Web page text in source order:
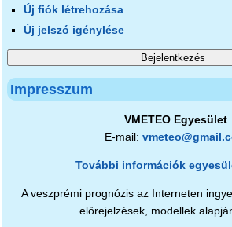
Új fiók létrehozása
Új jelszó igénylése
Impresszum
VMETEO Egyesület
E-mail:
További információk
A veszprémi prognózis az Interneten
előrejelzések, modellek